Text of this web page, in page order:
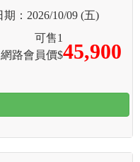
2026/10/09 (五)
網路會員價$45,900
可售1